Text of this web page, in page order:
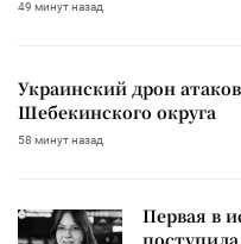
49 минут назад
Украинский дрон
Шебекинского округа
58 минут назад
Первая в